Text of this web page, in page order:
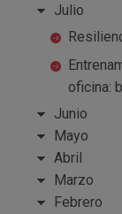
Julio
oficina:
Junio
Mayo
Abril
Marzo
Febrero